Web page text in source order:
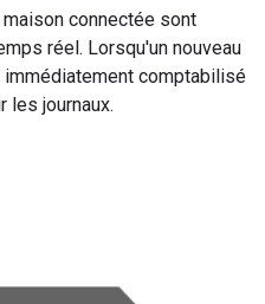
connectée sont
réel. Lorsqu'un nouveau
comptabilisé
les journaux.